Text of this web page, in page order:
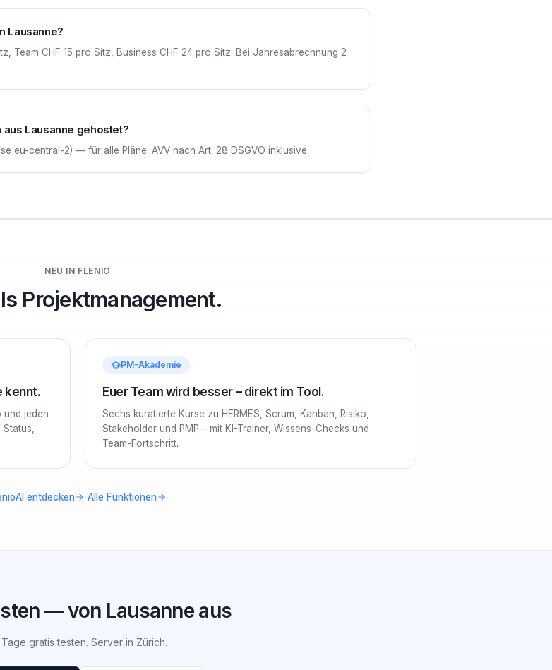
Lausanne?
Team CHF 15 pro Sitz, Business CHF 24 pro Sitz. Bei Jahresabrechnung 2
Lausanne gehostet?
eu-central-2) — für alle Pläne. AVV nach Art. 28 DSGVO inklusive.
NEU IN FLENIO
Projektmanagement.
kennt.
und jeden
PM-Akademie
Euer Team wird besser – direkt im Tool.
Sechs kuratierte Kurse zu HERMES, Scrum, Kanban, Risiko,
Stakeholder und PMP – mit KI-Trainer, Wissens-Checks und
Team-Fortschritt.
entdecken Alle Funktionen
— von Lausanne aus
Tage gratis testen. Server in Zürich.